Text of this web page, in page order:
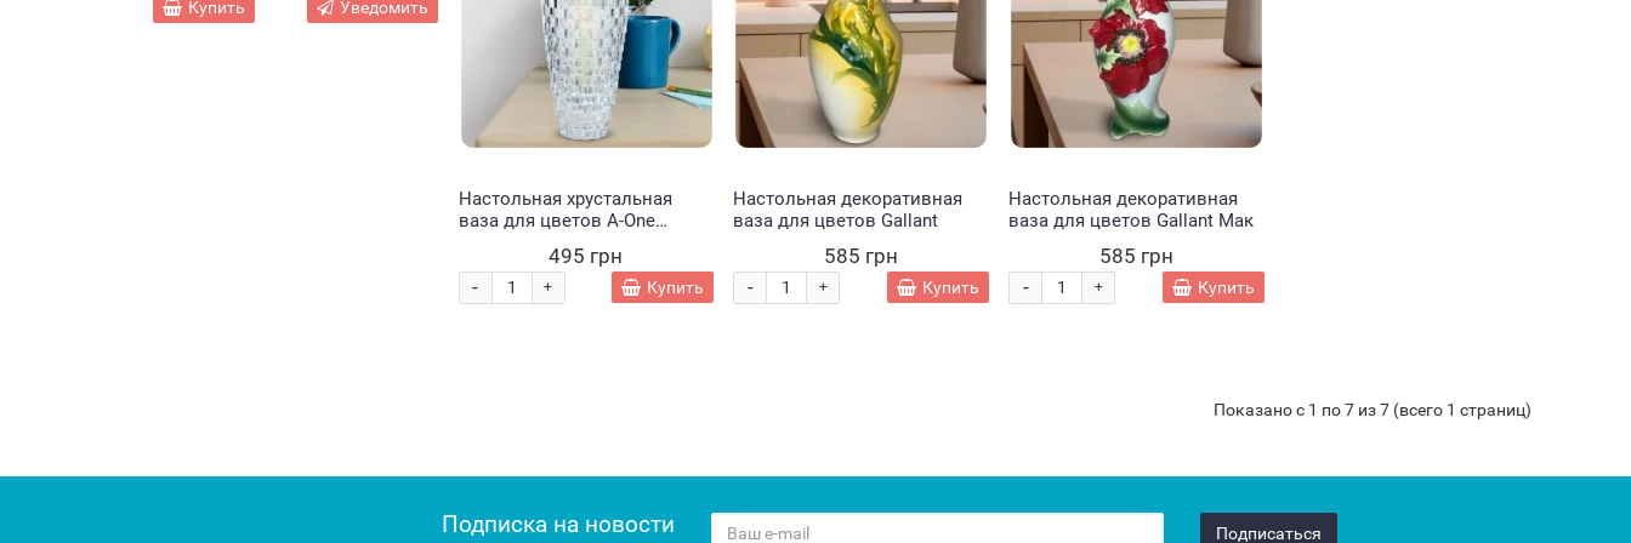
комплекте 210 см
SOFT LIGHT RING 8
Купить
машинкой BB885Уведомить Купить Купить Купить Купить
Настольная хрустальная
ваза для цветов A-One
495 грн
+
- Купить
Настольная декоративная
ваза для цветов Gallant
585 грн
+
- Купить
Настольная декоративная
ваза для цветов Gallant Мак
585 грн
+
- Купить
Показано с 1 по 7 из 7 (всего 1 страниц)
Подписка на новости Подписаться